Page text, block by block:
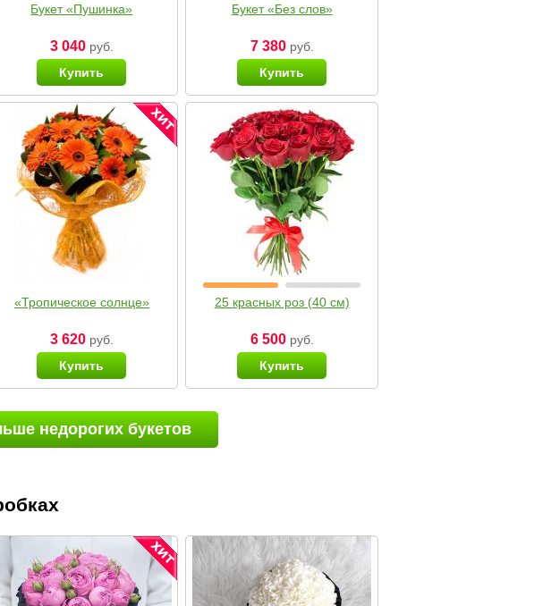
Букет «Пушинка»
3 040руб.
Купить
Букет «Без слов»
7 380руб.
Купить
«Тропическое солнце»
3 620руб.
Купить
25 красных роз (40 см)
6 500руб.
Купить
недорогих букетов